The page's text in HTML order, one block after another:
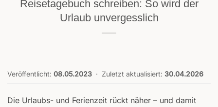
Reisetagebuch schreiben: So wird der
Urlaub unvergesslich
Veröffentlicht: 08.05.2023 · Zuletzt aktualisiert: 30.04.2026
Die Urlaubs- und Ferienzeit rückt näher – und damit